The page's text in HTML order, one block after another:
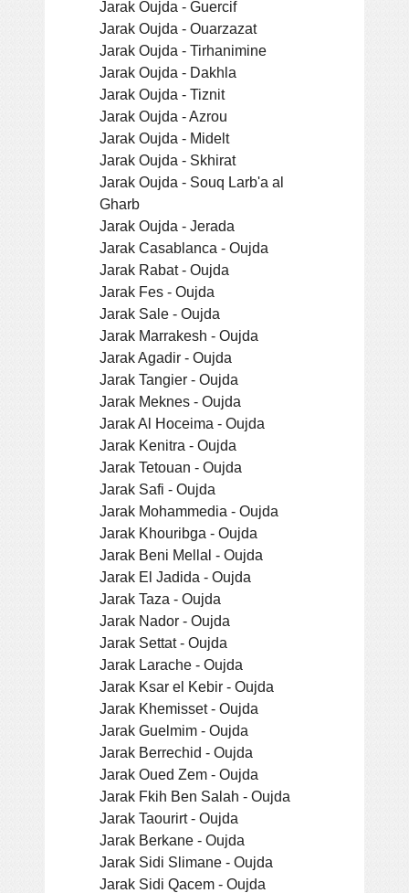
Jarak Oujda - Guercif
Jarak Oujda - Ouarzazat
Jarak Oujda - Tirhanimine
Jarak Oujda - Dakhla
Jarak Oujda - Tiznit
Jarak Oujda - Azrou
Jarak Oujda - Midelt
Jarak Oujda - Skhirat
Jarak Oujda - Souq Larb'a al
Gharb
Jarak Oujda - Jerada
Jarak Casablanca - Oujda
Jarak Rabat - Oujda
Jarak Fes - Oujda
Jarak Sale - Oujda
Jarak Marrakesh - Oujda
Jarak Agadir - Oujda
Jarak Tangier - Oujda
Jarak Meknes - Oujda
Jarak Al Hoceima - Oujda
Jarak Kenitra - Oujda
Jarak Tetouan - Oujda
Jarak Safi - Oujda
Jarak Mohammedia - Oujda
Jarak Khouribga - Oujda
Jarak Beni Mellal - Oujda
Jarak El Jadida - Oujda
Jarak Taza - Oujda
Jarak Nador - Oujda
Jarak Settat - Oujda
Jarak Larache - Oujda
Jarak Ksar el Kebir - Oujda
Jarak Khemisset - Oujda
Jarak Guelmim - Oujda
Jarak Berrechid - Oujda
Jarak Oued Zem - Oujda
Jarak Fkih Ben Salah - Oujda
Jarak Taourirt - Oujda
Jarak Berkane - Oujda
Jarak Sidi Slimane - Oujda
Jarak Sidi Qacem - Oujda